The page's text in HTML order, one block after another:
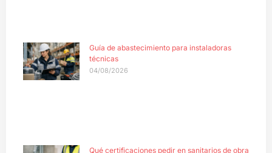
Guía de abastecimiento para instaladoras
técnicas
04/08/2026
Qué certificaciones pedir en sanitarios de obra